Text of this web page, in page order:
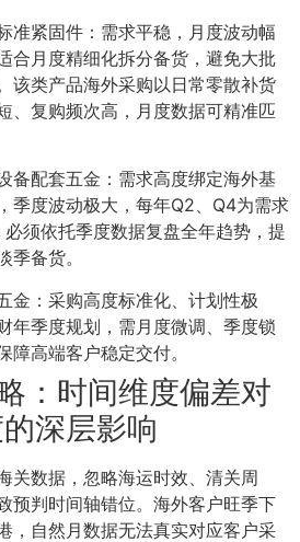
准紧固件：需求平稳，月度波动幅
合月度精细化拆分备货，避免大批
该类产品海外采购以日常零散补货
、复购频次高，月度数据可精准匹
备配套五金：需求高度绑定海外基
季度波动极大，每年Q2、Q4为需求
须依托季度数据复盘全年趋势，提
季备货。
金：采购高度标准化、计划性极
年季度规划，需月度微调、季度锁
障高端客户稳定交付。
：时间维度偏差对
深层影响
关数据，忽略海运时效、清关周
预判时间轴错位。海外客户旺季下
，自然月数据无法真实对应客户采